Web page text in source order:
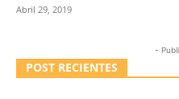
Abril 29, 2019
-
POST RECIENTES